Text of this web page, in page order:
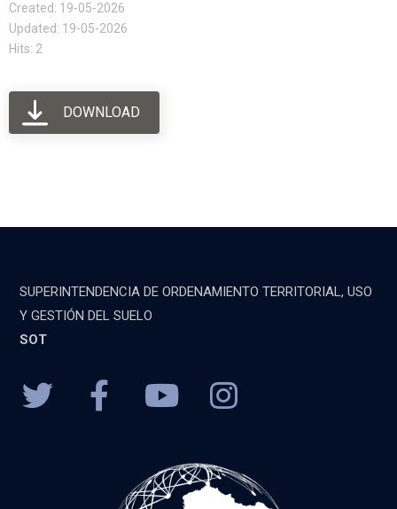
Created: 19-05-2026
Updated: 19-05-2026
Hits: 2
DOWNLOAD
SUPERINTENDENCIA DE ORDENAMIENTO TERRITORIAL, USO
Y GESTIÓN DEL SUELO
SOT